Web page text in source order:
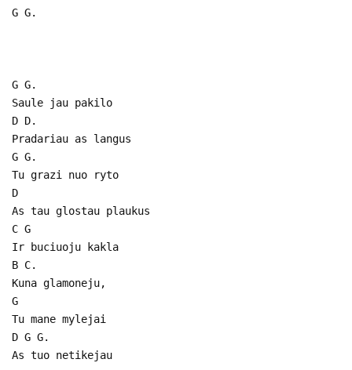
G G.
G G.
Saule jau pakilo
D D.
Pradariau as langus
G G.
Tu grazi nuo ryto
D
As tau glostau plaukus
C G
Ir buciuoju kakla
B C.
Kuna glamoneju,
G
Tu mane mylejai
D G G.
As tuo netikejau